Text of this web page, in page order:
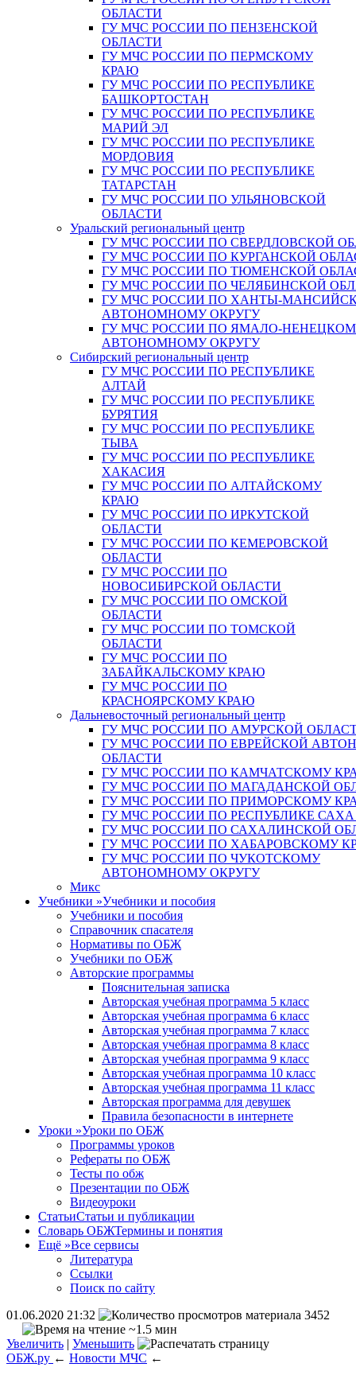
ОБЛАСТИ
ГУ МЧС РОССИИ ПО ПЕНЗЕНСКОЙ
ОБЛАСТИ
ГУ МЧС РОССИИ ПО ПЕРМСКОМУ
КРАЮ
ГУ МЧС РОССИИ ПО РЕСПУБЛИКЕ
БАШКОРТОСТАН
ГУ МЧС РОССИИ ПО РЕСПУБЛИКЕ
МАРИЙ ЭЛ
ГУ МЧС РОССИИ ПО РЕСПУБЛИКЕ
МОРДОВИЯ
ГУ МЧС РОССИИ ПО РЕСПУБЛИКЕ
ТАТАРСТАН
ГУ МЧС РОССИИ ПО УЛЬЯНОВСКОЙ
ОБЛАСТИ
Уральский региональный центр
ГУ МЧС РОССИИ ПО СВЕРДЛОВСКОЙ
ГУ МЧС РОССИИ ПО КУРГАНСКОЙ
ГУ МЧС РОССИИ ПО ТЮМЕНСКОЙ
ГУ МЧС РОССИИ ПО ЧЕЛЯБИНСКОЙ
ГУ МЧС РОССИИ ПО ХАНТЫ-
АВТОНОМНОМУ ОКРУГУ
ГУ МЧС РОССИИ ПО ЯМАЛО-
АВТОНОМНОМУ ОКРУГУ
Сибирский региональный центр
ГУ МЧС РОССИИ ПО РЕСПУБЛИКЕ
АЛТАЙ
ГУ МЧС РОССИИ ПО РЕСПУБЛИКЕ
БУРЯТИЯ
ГУ МЧС РОССИИ ПО РЕСПУБЛИКЕ
ТЫВА
ГУ МЧС РОССИИ ПО РЕСПУБЛИКЕ
ХАКАСИЯ
ГУ МЧС РОССИИ ПО АЛТАЙСКОМУ
КРАЮ
ГУ МЧС РОССИИ ПО ИРКУТСКОЙ
ОБЛАСТИ
ГУ МЧС РОССИИ ПО КЕМЕРОВСКОЙ
ОБЛАСТИ
ГУ МЧС РОССИИ ПО
НОВОСИБИРСКОЙ ОБЛАСТИ
ГУ МЧС РОССИИ ПО ОМСКОЙ
ОБЛАСТИ
ГУ МЧС РОССИИ ПО ТОМСКОЙ
ОБЛАСТИ
ГУ МЧС РОССИИ ПО
ЗАБАЙКАЛЬСКОМУ КРАЮ
ГУ МЧС РОССИИ ПО
КРАСНОЯРСКОМУ КРАЮ
Дальневосточный региональный центр
ГУ МЧС РОССИИ ПО АМУРСКОЙ
ГУ МЧС РОССИИ ПО ЕВРЕЙСКОЙ
ОБЛАСТИ
ГУ МЧС РОССИИ ПО КАМЧАТСКОМУ
ГУ МЧС РОССИИ ПО МАГАДАНСКОЙ
ГУ МЧС РОССИИ ПО ПРИМОРСКОМУ
ГУ МЧС РОССИИ ПО РЕСПУБЛИКЕ
ГУ МЧС РОССИИ ПО САХАЛИНСКОЙ
ГУ МЧС РОССИИ ПО ХАБАРОВСКОМУ
ГУ МЧС РОССИИ ПО ЧУКОТСКОМУ
АВТОНОМНОМУ ОКРУГУ
Микс
Учебники »Учебники и пособия
Учебники и пособия
Справочник спасателя
Нормативы по ОБЖ
Учебники по ОБЖ
Авторские программы
Пояснительная записка
Авторская учебная программа 5 класс
Авторская учебная программа 6 класс
Авторская учебная программа 7 класс
Авторская учебная программа 8 класс
Авторская учебная программа 9 класс
Авторская учебная программа 10 класс
Авторская учебная программа 11 класс
Авторская программа для девушек
Правила безопасности в интернете
Уроки »Уроки по ОБЖ
Программы уроков
Рефераты по ОБЖ
Тесты по обж
Презентации по ОБЖ
Видеоуроки
СтатьиСтатьи и публикации
Словарь ОБЖТермины и понятия
Ещё »Все сервисы
Литература
Ссылки
Поиск по сайту
01.06.2020 21:32
3452
~1.5 мин
Увеличить | Уменьшить
ОБЖ.ру ← Новости МЧС ←